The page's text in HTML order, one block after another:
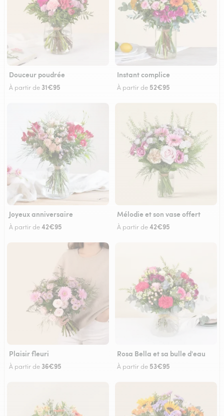
Douceur poudrée
À partir de 31€95
Instant complice
À partir de 52€95
Joyeux anniversaire
À partir de42€95
Mélodie et son vase offert
À partir de42€95
Plaisir fleuri
À partir de 36€95
Rosa Bella et sa bulle d'eau
À partir de 53€95